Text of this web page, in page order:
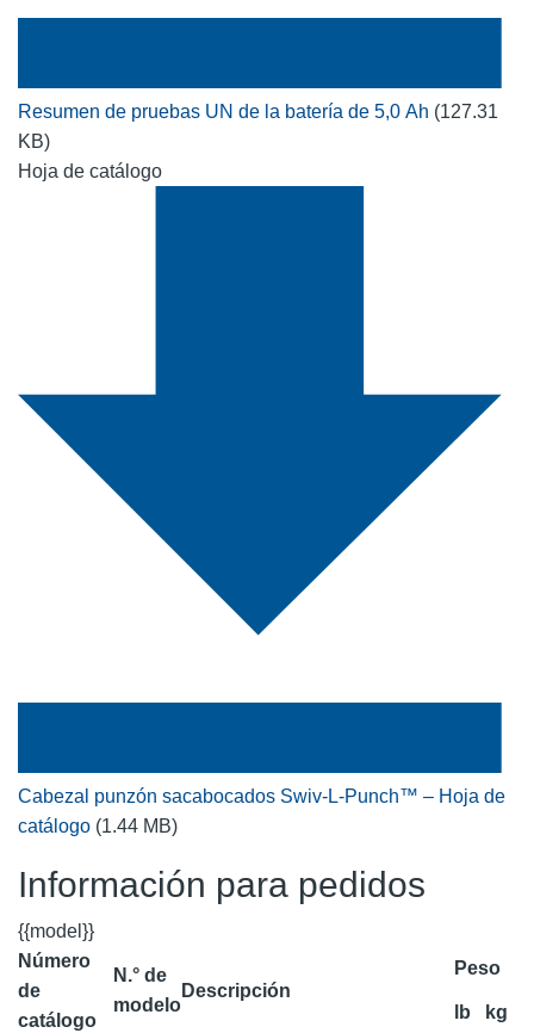
Resumen de pruebas UN de la batería de 5,0 Ah (127.31
KB)
Hoja de catálogo
Cabezal punzón sacabocados Swiv-L-Punch™ – Hoja de
catálogo (1.44 MB)
Información para pedidos
{{model}}
Número
de
catálogo
N.° de
modelo
Descripción
Peso
lb kg